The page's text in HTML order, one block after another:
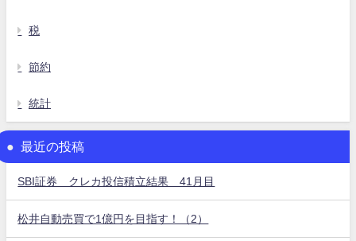
税
節約
統計
最近の投稿
SBI証券 クレカ投信積立結果 41月目
松井自動売買で1億円を目指す！（2）